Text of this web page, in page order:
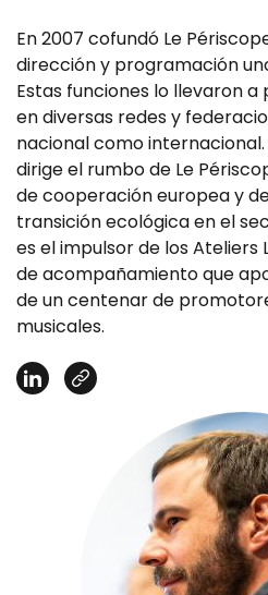
En 2007 cofundó Le
dirección y programación
Estas funciones lo llevaron
en diversas redes y
nacional como
dirige el rumbo de Le
de cooperación europea y
transición ecológica en el
es el impulsor de los
de acompañamiento que
de un centenar de
musicales.